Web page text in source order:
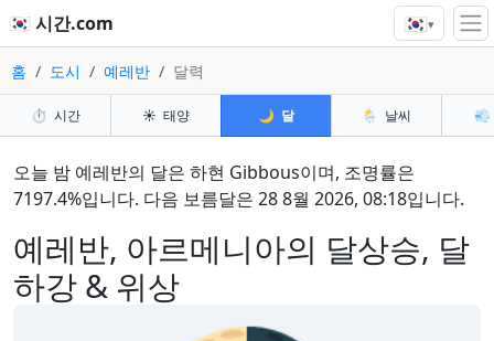
🇰🇷 시간.com 🇰🇷▾
홈 도시 예레반 달력
⏱️ 시간 ☀️ 태양 🌙 달 🌦️ 날씨 💨
예레반, 아르메니아의 달상승, 달
하강 & 위상
오늘 밤 예레반의 달은 하현 Gibbous이며, 조명률은
7197.4%입니다. 다음 보름달은 28 8월 2026, 08:18입니다.